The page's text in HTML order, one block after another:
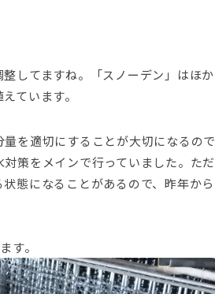
してますね。「スノーデン」はほか
ています。
を適切にすることが大切になるので
策をメインで行っていました。ただ
態になることがあるので、昨年から
す。